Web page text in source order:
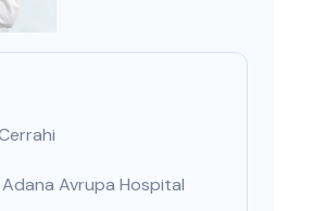
Avrupa Hospital